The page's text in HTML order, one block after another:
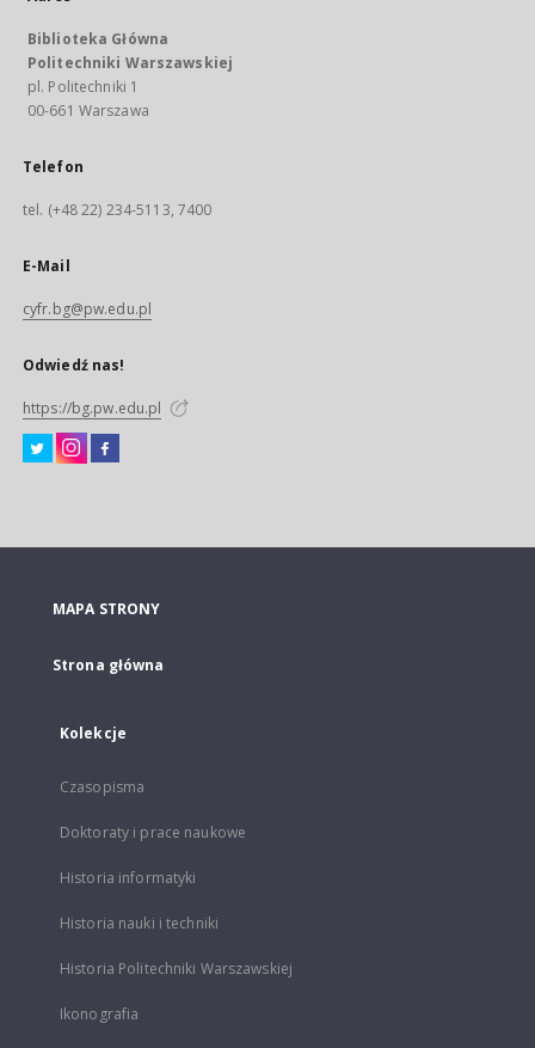
Biblioteka Główna
Politechniki Warszawskiej
pl. Politechniki 1
00-661 Warszawa
Telefon
tel. (+48 22) 234-5113, 7400
E-Mail
cyfr.bg@pw.edu.pl
Odwiedź nas!
https://bg.pw.edu.pl
MAPA STRONY
Strona główna
Kolekcje
Czasopisma
Doktoraty i prace naukowe
Historia informatyki
Historia nauki i techniki
Historia Politechniki Warszawskiej
Ikonografia